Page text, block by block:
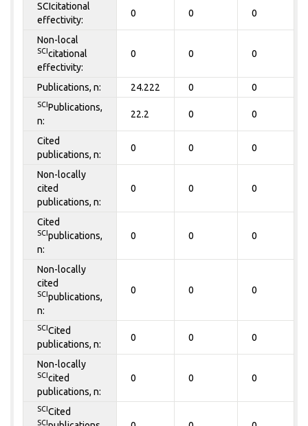
SCIcitational
effectivity:
0 0 0
Non-local
SCIcitational
effectivity:
0 0 0
Publications, n: 24.222 0 0
SCIPublications,
n:
22.2 0 0
Cited
publications, n:
0 0 0
Non-locally
cited
publications, n:
0 0 0
Cited
SCIpublications,
n:
0 0 0
Non-locally
cited
SCIpublications,
n:
0 0 0
SCICited
publications, n:
0 0 0
Non-locally
SCIcited
publications, n:
0 0 0
SCICited
SCI